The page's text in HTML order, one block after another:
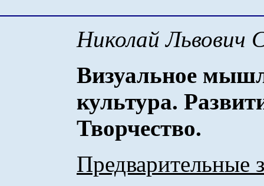
Николай Львович
Визуальное
культура.
Творчество.
Предварительные